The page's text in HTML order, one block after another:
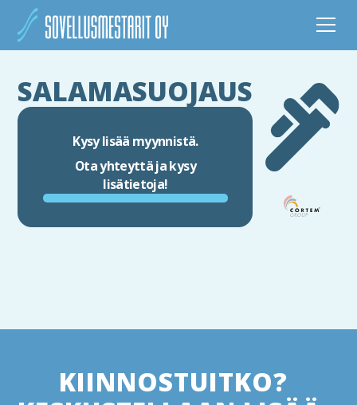
SALAMASUOJAUS
Kysy lisää myynnistä.
Ota yhteyttä ja kysy
lisätietoja!
KIINNOSTUITKO?